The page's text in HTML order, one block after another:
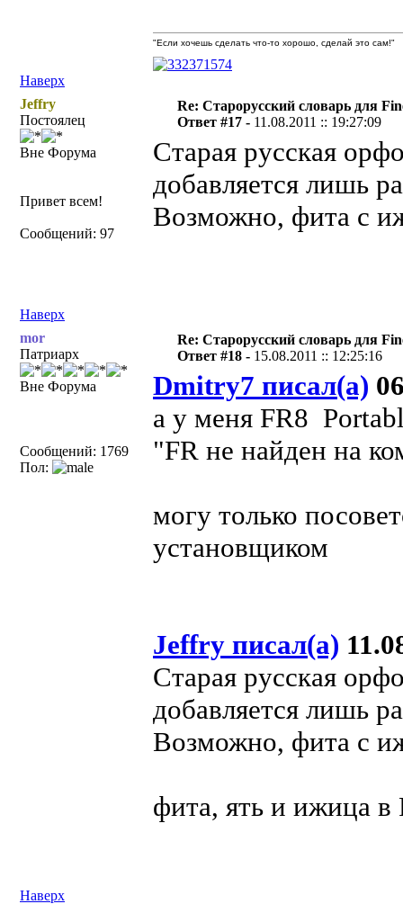
Наверх
"Если хочешь сделать что-то хорошо, сделай это сам!"
Jeffry
Постоялец
Вне Форума
Привет всем!
Сообщений: 97
Re: Старорусский словарь для
Ответ #17 - 11.08.2011 :: 19:27:09
Старая русская
добавляется лишь
Возможно, фита с
Наверх
mor
Патриарх
Вне Форума
Сообщений: 1769
Пол:
Re: Старорусский словарь для
Ответ #18 - 15.08.2011 :: 12:25:16
Dmitry7 писал(а)
а у меня FR8
"FR не найден на
могу только
установщиком
Jeffry писал(а)
Старая русская
добавляется лишь
Возможно, фита с
фита, ять и ижица в
Наверх